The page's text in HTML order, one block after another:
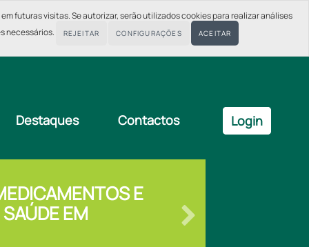
futuras visitas. Se autorizar, serão utilizados cookies para realizar análises
necessários.
REJEITAR CONFIGURAÇÕES ACEITAR
Destaques Contactos Login
E
EM